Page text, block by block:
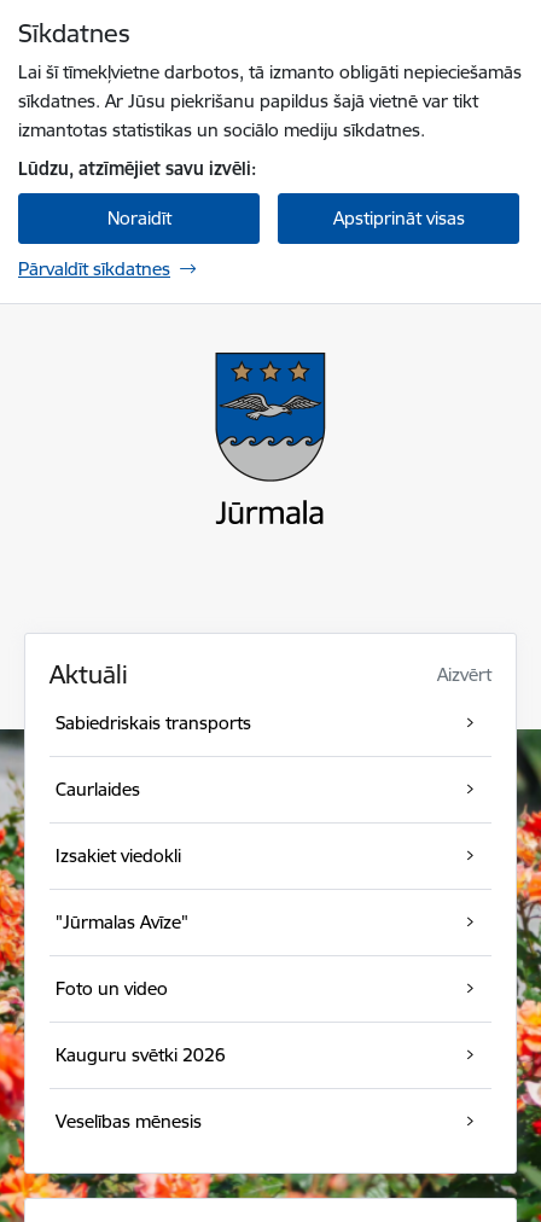
Sīkdatnes
Lai šī tīmekļvietne darbotos, tā izmanto obligāti nepieciešamās
sīkdatnes. Ar Jūsu piekrišanu papildus šajā vietnē var tikt
izmantotas statistikas un sociālo mediju sīkdatnes.
Lūdzu, atzīmējiet savu izvēli:
Noraidīt Apstiprināt visas
Pārvaldīt sīkdatnes
Aktuāli Aizvērt
Sabiedriskais transports
Caurlaides
Izsakiet viedokli
"Jūrmalas Avīze"
Foto un video
Kauguru svētki 2026
Veselības mēnesis